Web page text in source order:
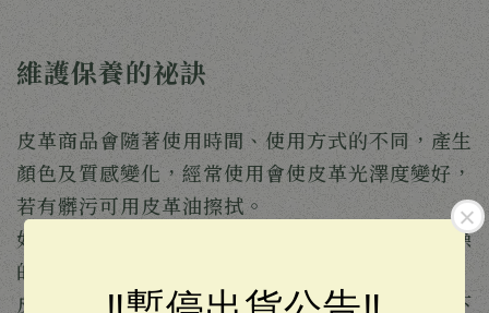
維護保養的祕訣
皮革商品會隨著使用時間、使用方式的不同，產生
顏色及質感變化，經常使用會使皮革光澤度變好，
若有髒污可用皮革油擦拭。
如長時間擱置商品，請用收納袋裝好後，置於乾燥
的地方保存。
皮革商品請避免碰水，商品如果碰水，有可能留下